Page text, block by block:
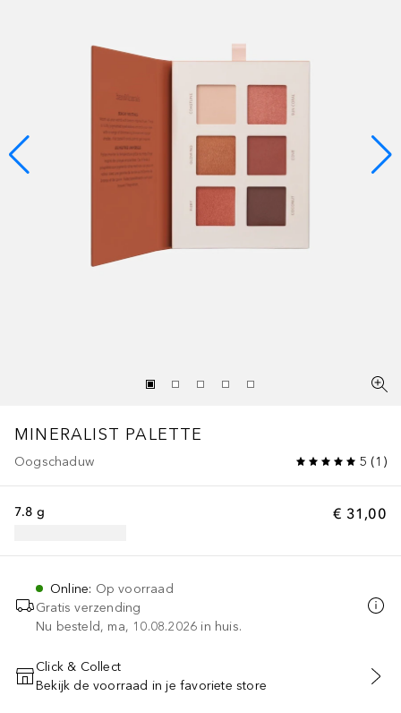
MINERALIST PALETTE
Oogschaduw 5 (1 )
€ 31,00
7.8 g
Online: Op voorraad
Gratis verzending
Nu besteld, ma, 10.08.2026 in huis.
VOEG TOE AAN WINKELMANDJE
Click & Collect
Bekijk de voorraad in je favoriete store